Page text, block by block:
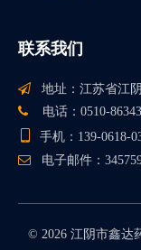
联系我们
 地址：江苏省江
 电话：0510-
手机：139-0618-
 电子邮件：
© 2026 江阴市鑫达